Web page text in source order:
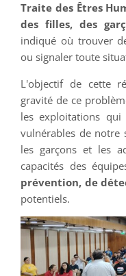
Traite des Êtres
des filles, des
indiqué où trouver
ou signaler toute
L'objectif de cette
gravité de ce
les exploitations
vulnérables de notre
les garçons et les
capacités des
prévention, de
potentiels.